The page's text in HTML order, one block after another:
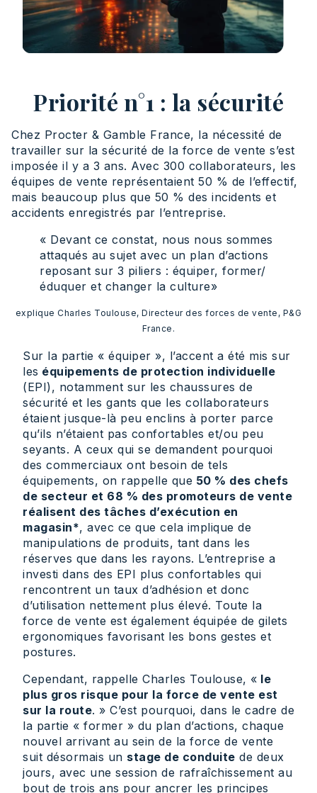
Priorité n°1 : la sécurité
Chez Procter & Gamble France, la nécessité de
travailler sur la sécurité de la force de vente s’est
imposée il y a 3 ans. Avec 300 collaborateurs, les
équipes de vente représentaient 50 % de l’effectif,
mais beaucoup plus que 50 % des incidents et
accidents enregistrés par l’entreprise.
« Devant ce constat, nous nous sommes
attaqués au sujet avec un plan d’actions
reposant sur 3 piliers : équiper, former/
éduquer et changer la culture»
explique Charles Toulouse, Directeur des forces de vente, P&G
France.
Sur la partie « équiper », l’accent a été mis sur
les équipements de protection individuelle
(EPI), notamment sur les chaussures de
sécurité et les gants que les collaborateurs
étaient jusque-là peu enclins à porter parce
qu’ils n’étaient pas confortables et/ou peu
seyants. A ceux qui se demandent pourquoi
des commerciaux ont besoin de tels
équipements, on rappelle que 50 % des chefs
de secteur et 68 % des promoteurs de vente
réalisent des tâches d’exécution en
magasin*, avec ce que cela implique de
manipulations de produits, tant dans les
réserves que dans les rayons. L’entreprise a
investi dans des EPI plus confortables qui
rencontrent un taux d’adhésion et donc
d’utilisation nettement plus élevé. Toute la
force de vente est également équipée de gilets
ergonomiques favorisant les bons gestes et
postures.
Cependant, rappelle Charles Toulouse, « le
plus gros risque pour la force de vente est
sur la route. » C’est pourquoi, dans le cadre de
la partie « former » du plan d’actions, chaque
nouvel arrivant au sein de la force de vente
suit désormais un stage de conduite de deux
jours, avec une session de rafraîchissement au
bout de trois ans pour ancrer les principes